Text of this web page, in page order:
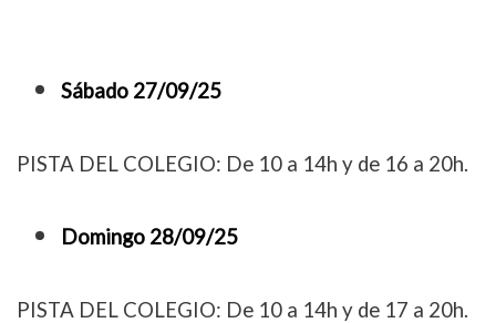
Sábado 27/09/25
PISTA DEL COLEGIO: De 10 a 14h y de 16 a 20h.
Domingo 28/09/25
PISTA DEL COLEGIO: De 10 a 14h y de 17 a 20h.